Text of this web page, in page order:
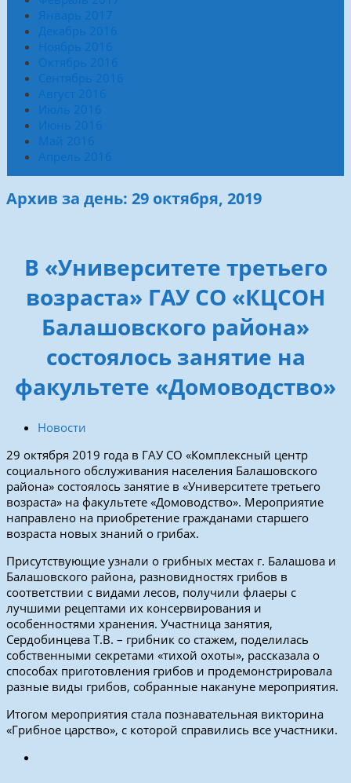
Январь 2017
Декабрь 2016
Ноябрь 2016
Октябрь 2016
Сентябрь 2016
Август 2016
Июль 2016
Июнь 2016
Май 2016
Апрель 2016
Архив за день: 29 октября, 2019
В «Университете третьего
возраста» ГАУ СО «КЦСОН
Балашовского района»
состоялось занятие на
факультете «Домоводство»
Новости
29 октября 2019 года в ГАУ СО «Комплексный центр
социального обслуживания населения Балашовского
района» состоялось занятие в «Университете третьего
возраста» на факультете «Домоводство». Мероприятие
направлено на приобретение гражданами старшего
возраста новых знаний о грибах.
Присутствующие узнали о грибных местах г. Балашова и
Балашовского района, разновидностях грибов в
соответствии с видами лесов, получили флаеры с
лучшими рецептами их консервирования и
особенностями хранения. Участница занятия,
Сердобинцева Т.В. – грибник со стажем, поделилась
собственными секретами «тихой охоты», рассказала о
способах приготовления грибов и продемонстрировала
разные виды грибов, собранные накануне мероприятия.
Итогом мероприятия стала познавательная викторина
«Грибное царство», с которой справились все участники.